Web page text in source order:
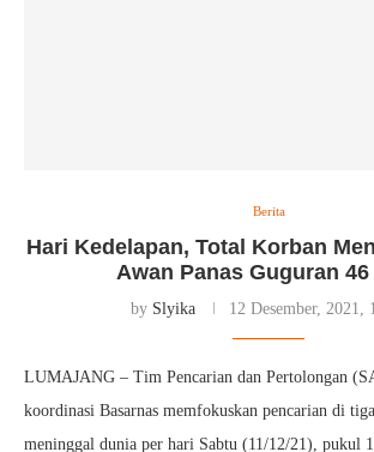
Berita
Hari Kedelapan, Total Korban
Awan Panas Guguran
by Slyika 12 Desember, 2021,
LUMAJANG – Tim Pencarian dan Pertolongan
koordinasi Basarnas memfokuskan pencarian di
meninggal dunia per hari Sabtu (11/12/21), pukul